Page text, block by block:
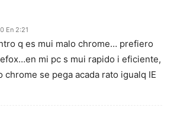
En 2:21
q es mui malo chrome… prefiero
mi pc s mui rapido i eficiente,
chrome se pega acada rato igualq IE